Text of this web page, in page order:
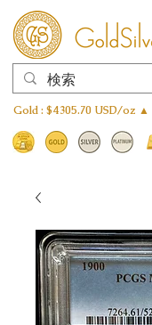
Gold : $4305.70 USD/oz ▲